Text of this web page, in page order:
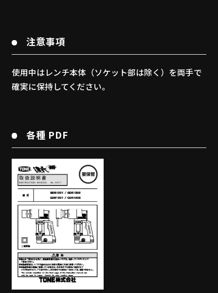
注意事項
使用中はレンチ本体（ソケット部は除く）を両手で
確実に保持してください。
各種 PDF